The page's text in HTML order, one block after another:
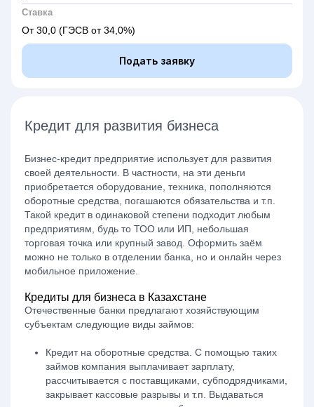
Ставка
От 30,0 (ГЭСВ от 34,0%)
Подать заявку
Кредит для развития бизнеса
Бизнес-кредит предприятие использует для развития
своей деятельности. В частности, на эти деньги
приобретается оборудование, техника, пополняются
оборотные средства, погашаются обязательства и т.п.
Такой кредит в одинаковой степени подходит любым
предприятиям, будь то ТОО или ИП, небольшая
торговая точка или крупный завод. Оформить заём
можно не только в отделении банка, но и онлайн через
мобильное приложение.
Кредиты для бизнеса в Казахстане
Отечественные банки предлагают хозяйствующим
субъектам следующие виды займов:
Кредит на оборотные средства. С помощью таких
займов компания выплачивает зарплату,
рассчитывается с поставщиками, субподрядчиками,
закрывает кассовые разрывы и т.п. Выдаваться